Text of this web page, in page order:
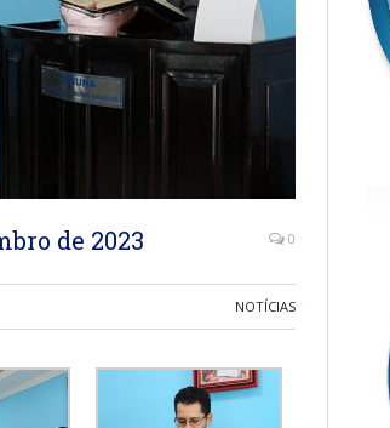
de 2023 0
NOTÍCIAS